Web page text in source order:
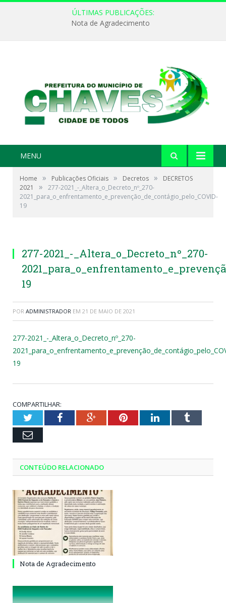
ÚLTIMAS PUBLICAÇÕES:
Nota de Agradecimento
MENU
Home » Publicações Oficiais » Decretos »
DECRETOS
2021
»
277-2021_-_Altera_o_Decreto_nº_270-
2021_para_o_enfrentamento_e_prevenção_de_contágio_pelo_COVID-
19
277-2021_-_Altera_o_Decreto_nº_270-
19
POR ADMINISTRADOR EM 21 DE MAIO DE 2021
277-2021_-_Altera_o_Decreto_nº_270-
19
COMPARTILHAR:
TwitterFacebookGoogle+PinterestLinkedInTumblr
Email
CONTEÚDO RELACIONADO
Nota de Agradecimento